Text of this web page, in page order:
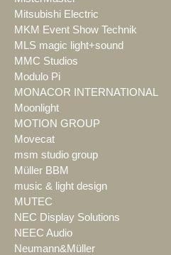
Mitsubishi Electric
MKM Event Show Technik
MLS magic light+sound
MMC Studios
Modulo Pi
MONACOR INTERNATIONAL
Moonlight
MOTION GROUP
Movecat
msm studio group
Müller BBM
music & light design
MUTEC
NEC Display Solutions
NEEC Audio
Neumann&Müller